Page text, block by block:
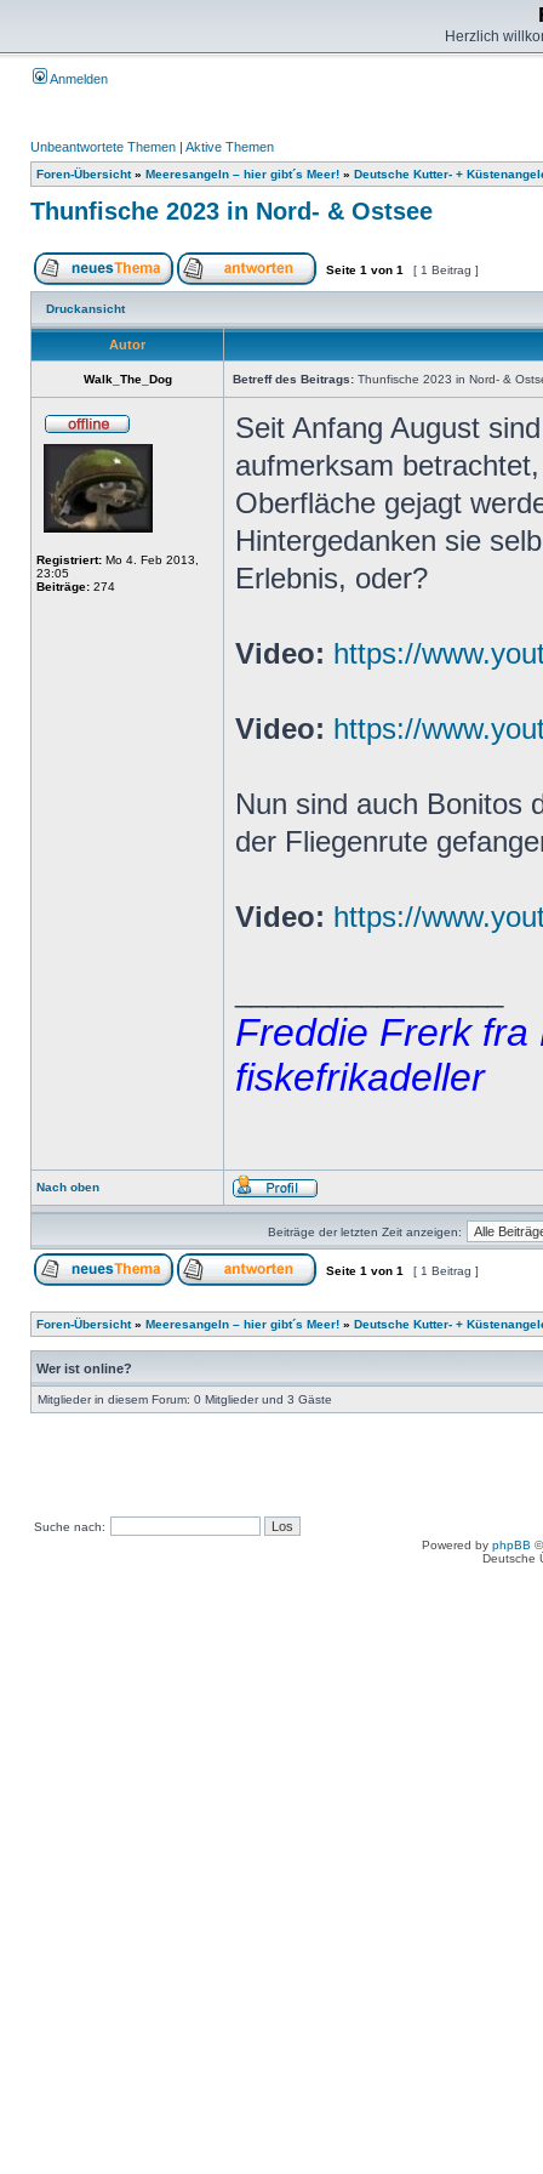
Herzlich
Anmelden
Unbeantwortete Themen | Aktive Themen
Foren-Übersicht» Meeresangeln – hier gibt´s Meer! » Deutsche Kutter- +
Thunfische 2023 in Nord- & Ostsee
Seite 1 von 1 [ 1 Beitrag ]
Druckansicht
Autor
Walk_The_Dog Betreff des Beitrags: Thunfische 2023 in Nord- &
Registriert: Mo 4. Feb 2013,
23:05
Beiträge: 274
Seit Anfang August
aufmerksam
Oberfläche gejagt
Hintergedanken sie
Erlebnis, oder?
Video: https://
Video: https://
Nun sind auch Bonitos
der Fliegenrute
Video: https://
Freddie Frerk
fiskefrikadeller
Nach oben
Beiträge der letzten Zeit anzeigen:
Seite 1 von 1 [ 1 Beitrag ]
Foren-Übersicht» Meeresangeln – hier gibt´s Meer! » Deutsche Kutter- +
Wer ist online?
Mitglieder in diesem Forum: 0 Mitglieder und 3 Gäste
Suche nach:
Powered by phpBB
Deutsche